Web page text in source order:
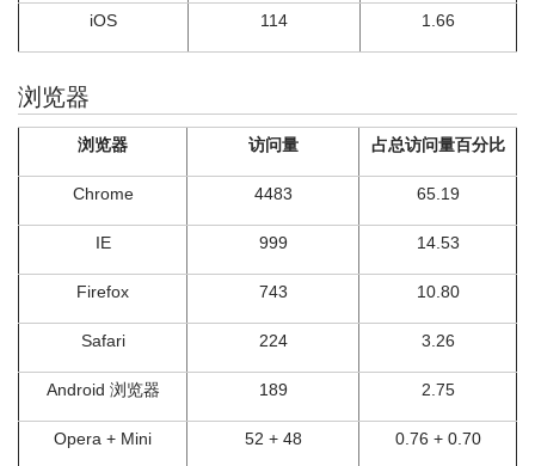
iOS 114 1.66
浏览器
浏览器 访问量 占总访问量百分比
Chrome 4483 65.19
IE 999 14.53
Firefox 743 10.80
Safari 224 3.26
Android 浏览器 189 2.75
Opera + Mini 52 + 48 0.76 + 0.70